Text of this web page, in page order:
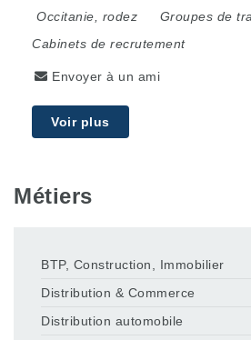
Occitanie
rodez
Groupes de
Cabinets de recrutement
Envoyer à un ami
Voir plus
Métiers
BTP, Construction, Immobilier
Distribution & Commerce
Distribution automobile